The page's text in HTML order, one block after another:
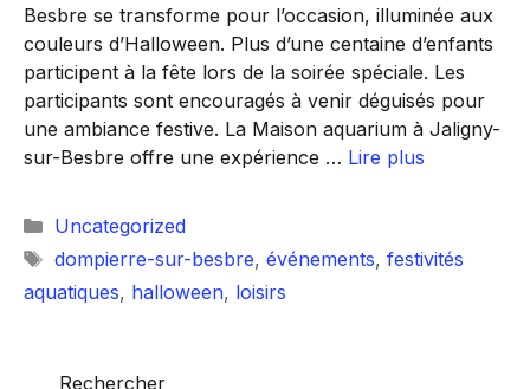
Besbre se transforme pour l’occasion, illuminée aux
couleurs d’Halloween. Plus d’une centaine d’enfants
participent à la fête lors de la soirée spéciale. Les
participants sont encouragés à venir déguisés pour
une ambiance festive. La Maison aquarium à Jaligny-
sur-Besbre offre une expérience … Lire plus
Catégories
Uncategorized
Étiquettes
dompierre-sur-besbre, événements, festivités
aquatiques, halloween, loisirs
Rechercher